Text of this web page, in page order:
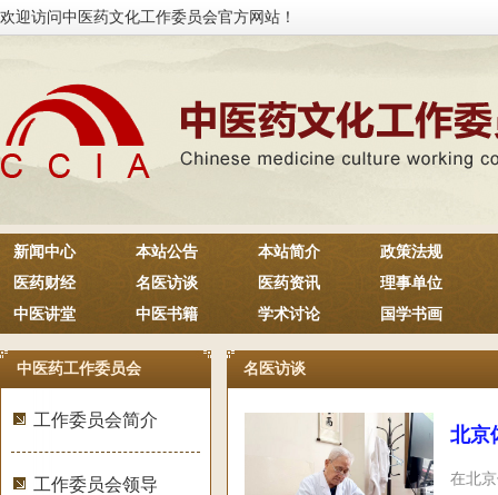
欢迎访问中医药文化工作委员会官方网站！
新闻中心 本站公告 本站简介
政策法规
医药财经
名医访谈 医药资讯
理事单位
中医讲堂
中医书籍 学术讨论 国学书画
中医药工作委员会
工作委员会简介
工作委员会领导
名医访谈
北京
在北